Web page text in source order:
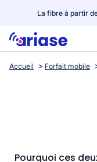
La fibre à partir
Box internet
Streaming
Accueil Forfait mobile
Pourquoi ces